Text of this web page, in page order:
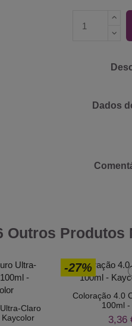
Dados
Outros Produtos
Claro
-27%
Coloração 4.0
100ml
3,36